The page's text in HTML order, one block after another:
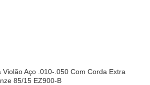
Aço .010-.050 Com Corda Extra
85/15 EZ900-B